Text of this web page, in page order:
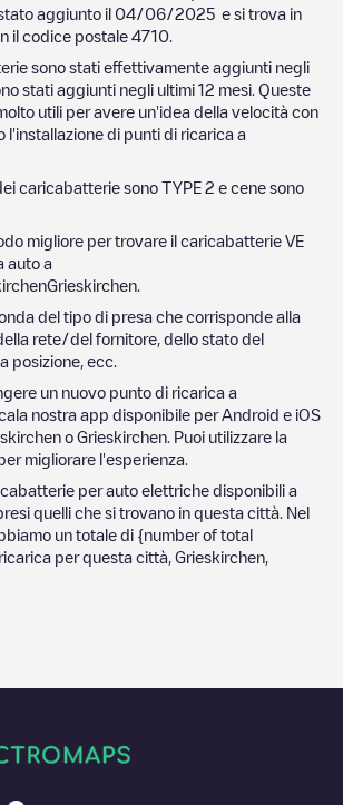
stato aggiunto il 04/06/2025 e si trova in
il codice postale 4710
sono stati effettivamente aggiunti negli
stati aggiunti negli ultimi 12 mesi. Queste
utili per avere un'idea della velocità con
l'installazione di punti di ricarica a
caricabatterie sono TYPE 2 e cene sono
migliore per trovare il caricabatterie VE
auto a
Grieskirchen
del tipo di presa che corrisponde alla
rete/del fornitore, dello stato del
posizione, ecc.
un nuovo punto di ricarica a
nostra app disponibile per Android e iOS
o Grieskirchen . Puoi utilizzare la
migliorare l'esperienza.
per auto elettriche disponibili a
quelli che si trovano in questa città. Nel
un totale di {number of total
per questa città, Grieskirchen